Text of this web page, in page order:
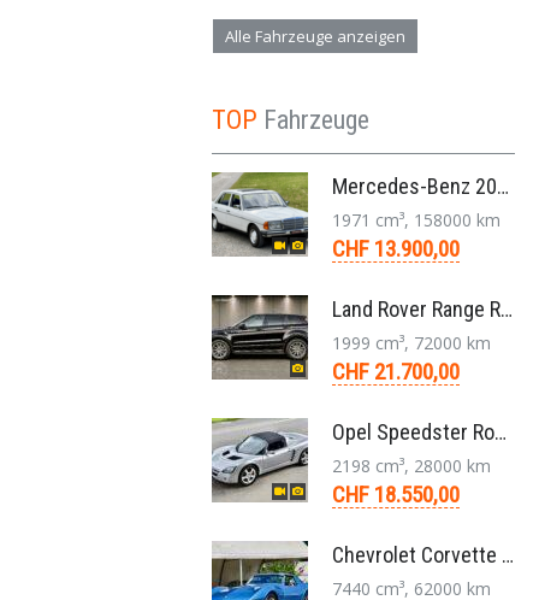
Alle Fahrzeuge anzeigen
TOP Fahrzeuge
Mercedes-Benz 200 W123 1979 Veteranenfahrzeug Handschaltung Schiebedach
1971 cm³, 158000 km
CHF 13.900,00
Land Rover Range Rover Evoque Compact SUV 2.0 TD4 SE AT9 2017
1999 cm³, 72000 km
CHF 21.700,00
Opel Speedster Roadster 2.2 L Targa 5-Gang 2002
2198 cm³, 28000 km
CHF 18.550,00
Chevrolet Corvette Stingray Targa C3 454-V8 4-Gang 1974
7440 cm³, 62000 km